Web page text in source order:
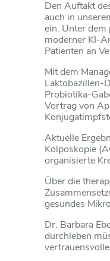
Den Auftakt
auch in
ein. Unter dem
moderner KI-
Patienten an
Mit dem
Laktobazillen-
Probiotika-
Vortrag von
Aktuelle
Kolposkopie
organisierte
Über die
gesundes
Dr. Barbara
durchleben